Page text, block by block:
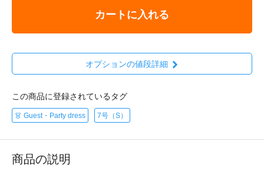
カートに入れる
オプションの値段詳細
この商品に登録されているタグ
👗 Guest・Party dress 7号（S）
商品の説明